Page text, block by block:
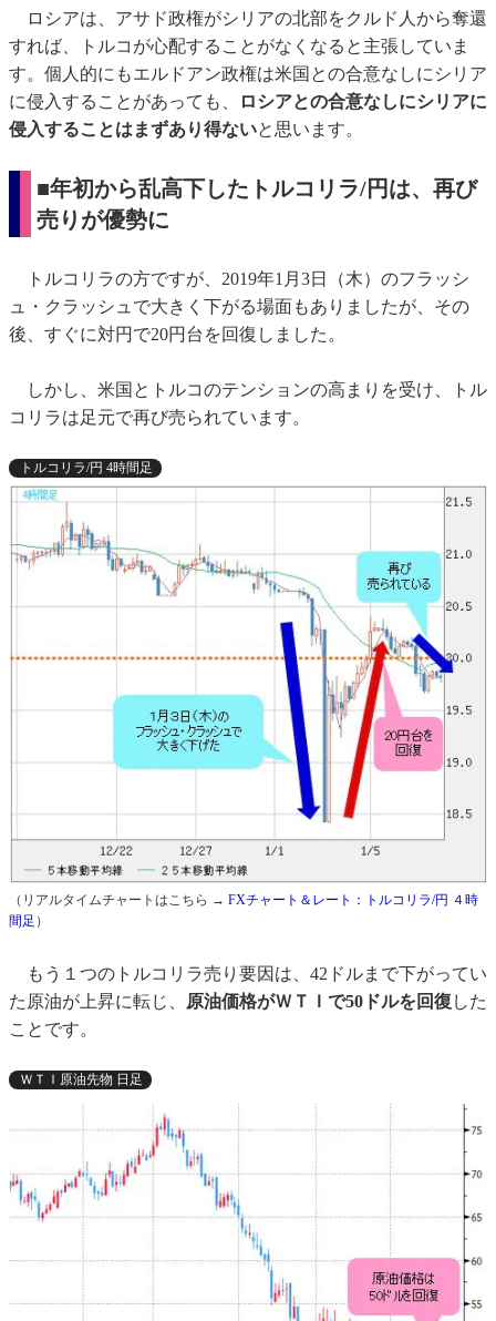
ロシアは、アサド政権がシリアの北部をクルド人から奪還
すれば、トルコが心配することがなくなると主張していま
す。個人的にもエルドアン政権は米国との合意なしにシリア
に侵入することがあっても、
ロシアとの合意なしにシリアに
侵入することはまずあり得ないと思います。
■年初から乱高下したトルコリラ/円は、再び
売りが優勢に
トルコリラの方ですが、2019年1月3日（木）のフラッシ
ュ・クラッシュで大きく下がる場面もありましたが、その
後、すぐに対円で20円台を回復しました。
しかし、米国とトルコのテンションの高まりを受け、トル
コリラは足元で再び売られています。
トルコリラ/円 4時間足
（リアルタイムチャートはこちら → FXチャート＆レート：トルコリラ/円 ４時
間足 ）
もう１つのトルコリラ売り要因は、42ドルまで下がってい
た原油が上昇に転じ、
原油価格がＷＴＩで50ドルを回復 した
ことです。
ＷＴＩ原油先物 日足